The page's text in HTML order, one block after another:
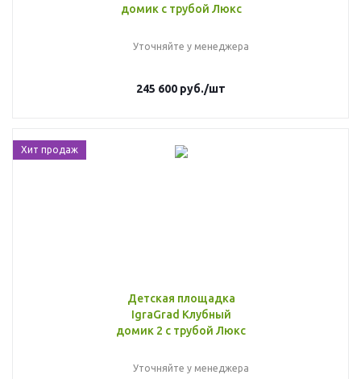
домик с трубой Люкс
Уточняйте у менеджера
245 600 руб./шт
Хит продаж
Детская площадка
IgraGrad Клубный
домик 2 с трубой Люкс
Уточняйте у менеджера